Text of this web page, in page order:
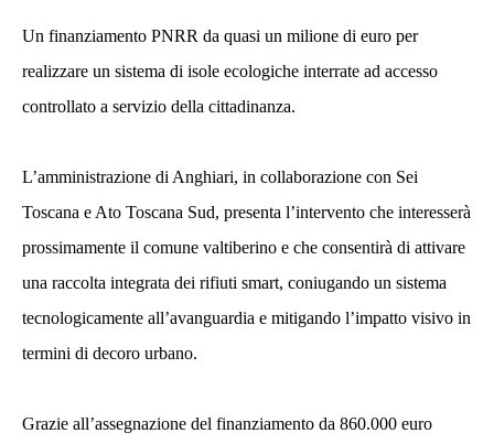
Un finanziamento PNRR da quasi un milione di euro per
realizzare un sistema di isole ecologiche interrate ad accesso
controllato a servizio della cittadinanza.
L’amministrazione di Anghiari, in collaborazione con Sei
Toscana e Ato Toscana Sud, presenta l’intervento che interesserà
prossimamente il comune valtiberino e che consentirà di attivare
una raccolta integrata dei rifiuti smart, coniugando un sistema
tecnologicamente all’avanguardia e mitigando l’impatto visivo in
termini di decoro urbano.
Grazie all’assegnazione del finanziamento da 860.000 euro